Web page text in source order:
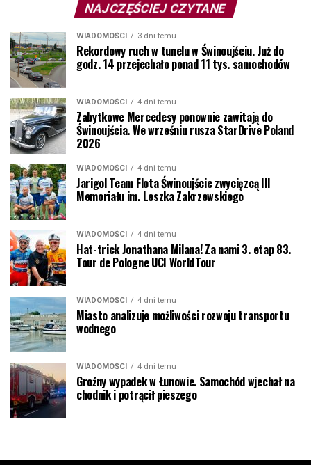
NAJCZĘŚCIEJ CZYTANE
WIADOMOŚCI 3 dni temu
Rekordowy ruch w tunelu w Świnoujściu. Już do
godz. 14 przejechało ponad 11 tys. samochodów
WIADOMOŚCI 4 dni temu
Zabytkowe Mercedesy ponownie zawitają do
Świnoujścia. We wrześniu rusza StarDrive Poland
2026
WIADOMOŚCI 4 dni temu
Jarigol Team Flota Świnoujście zwycięzcą III
Memoriału im. Leszka Zakrzewskiego
WIADOMOŚCI 4 dni temu
Hat-trick Jonathana Milana! Za nami 3. etap 83.
Tour de Pologne UCI WorldTour
WIADOMOŚCI 4 dni temu
Miasto analizuje możliwości rozwoju transportu
wodnego
WIADOMOŚCI 4 dni temu
Groźny wypadek w Łunowie. Samochód wjechał na
chodnik i potrącił pieszego